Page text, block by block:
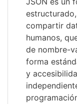
compartir
humanos,
de nombre-
forma
y